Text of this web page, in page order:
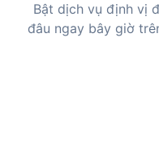
Bật dịch vụ định vị
đâu ngay bây giờ